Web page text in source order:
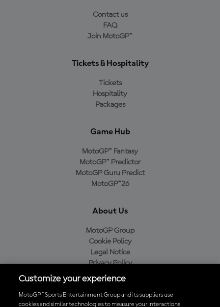
Contact us
FAQ
Join MotoGP™
Tickets & Hospitality
Tickets
Hospitality
Packages
Game Hub
MotoGP™ Fantasy
MotoGP™ Predictor
MotoGP Guru Predict
MotoGP™26
About Us
MotoGP Group
Cookie Policy
Legal Notice
Privacy Policy
Purchase Policy
Customize your experience
MotoGP™ Sports Entertainment Group and its suppliers use
cookies and similar technologies to measure your interactions